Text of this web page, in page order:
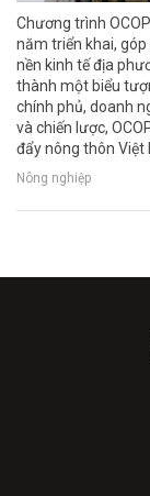
Chương trình
năm triển khai,
nền kinh tế địa
thành một biểu
chính phủ, doanh
và chiến lược,
đẩy nông thôn Việt
Nông nghiệp